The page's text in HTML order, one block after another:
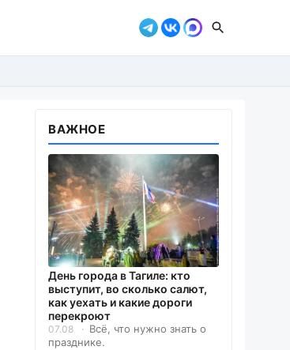
ВАЖНОЕ
День города в Тагиле: кто
выступит, во сколько салют,
как уехать и какие дороги
перекроют
07.08
Всё, что нужно знать о
празднике.